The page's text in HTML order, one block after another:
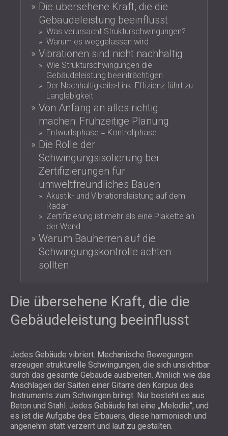
AKUSTIKLÖSUNGEN FÜR HOTELS
SCHALLSCHUTZ UND AKUSTIK FÜR
HALLEN
SCHALLDÄMMUNG UND
AKUSTIKLÖSUNGEN FÜR
EINZELHANDELSFLÄCHEN
SCHALLSCHUTZ UND AKUSTIK FÜR
BILDUNGSEINRICHTUNGEN
SCHALLSCHUTZ UND AKUSTIK FÜR
GESUNDHEITSEINRICHTUNGE
SCHALLSCHUTZ UND
AKUSTIKLÖSUNGEN FÜR DEN
AUDIOLOGIEBEREICH
SCHALLDÄMMUNG UND
AKUSTIKLÖSUNGEN FÜR
RECHENZENTREN
ROMÂNIA (RO)
POLAND (PL)
FINLAND (FI)
РОССИЯ (RU)
USA (US)
SOUTH AFRICA (ZA)
Die übersehene Kraft, die die
Gebäudeleistung beeinflusst
Was verursacht Strukturschwingungen?
Warum es weggelassen wird
Vibrationen sind nicht nachhaltig
Wie Strukturschwingungen die
Gebäudeleistung beeinträchtigen
Der Nachhaltigkeits-Link: Effizienz führt zu
Langlebigkeit
Von Anfang an alles richtig
machen: Frühzeitige Planung
Entwurfsphase = Kontrollphase
Die Rolle der
Schwingungsisolierung bei
Zertifizierungen für
umweltfreundliches Bauen
Akustik- und Vibrationsleistung auf dem
Radar
Zertifizierung ist mehr als eine Plakette an
der Wand
Warum Bauherren auf die
Schwingungskontrolle achten
sollten
Die übersehene Kraft, die die
Gebäudeleistung beeinflusst
Jedes Gebäude vibriert. Mechanische Bewegungen
erzeugen strukturelle Schwingungen, die sich unsichtbar
durch das gesamte Gebäude ausbreiten. Ähnlich wie das
Anschlagen der Saiten einer Gitarre den Korpus des
Instruments zum Schwingen bringt. Nur besteht es aus
Beton und Stahl. Jedes Gebäude hat eine „Melodie“, und
es ist die Aufgabe des Erbauers, diese harmonisch und
angenehm statt verzerrt und laut zu gestalten.